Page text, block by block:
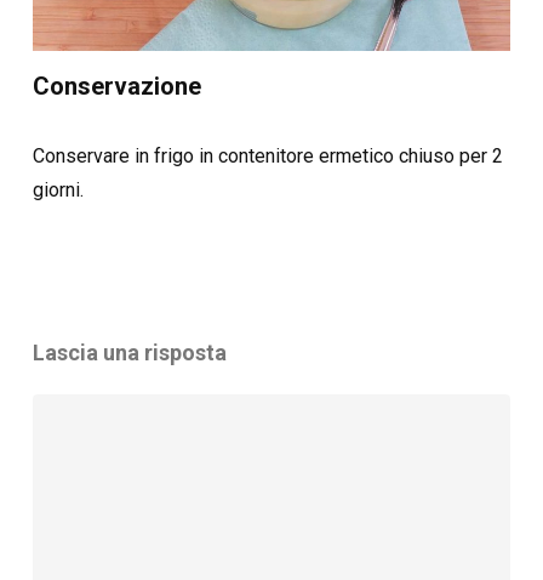
Conservazione
Conservare in frigo in contenitore ermetico chiuso per 2
giorni.
Lascia una risposta